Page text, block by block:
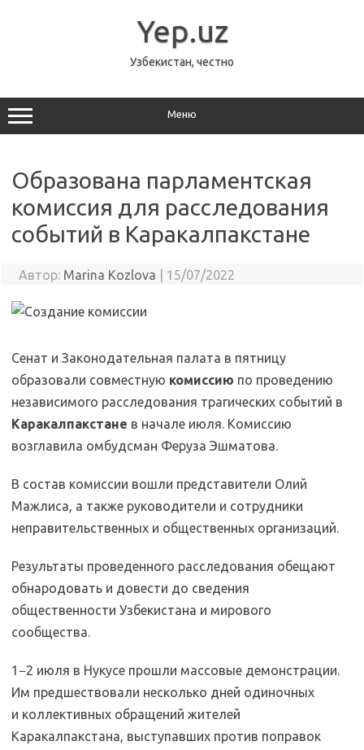
Yep.uz
Узбекистан, честно
Меню
Образована парламентская
комиссия для расследования
событий в Каракалпакстане
Автор: Marina Kozlova 15/07/2022
Сенат и Законодательная палата в пятницу
образовали совместную комиссию по проведению
независимого расследования трагических событий в
Каракалпакстане в начале июля. Комиссию
возглавила омбудсман Феруза Эшматова.
В состав комиссии вошли представители Олий
Мажлиса, а также руководители и сотрудники
неправительственных и общественных организаций.
Результаты проведенного расследования обещают
обнародовать и довести до сведения
общественности Узбекистана и мирового
сообщества.
1−2 июля в Нукусе прошли массовые демонстрации.
Им предшествовали несколько дней одиночных
и коллективных обращений жителей
Каракалпакстана, выступавших против поправок